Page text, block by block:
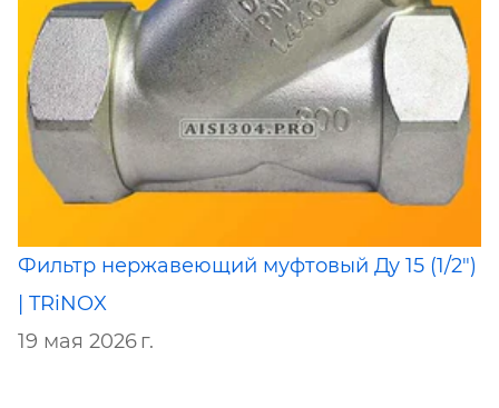
Фильтр нержавеющий муфтовый Ду 15 (1/2")
| TRiNOX
19 мая 2026 г.